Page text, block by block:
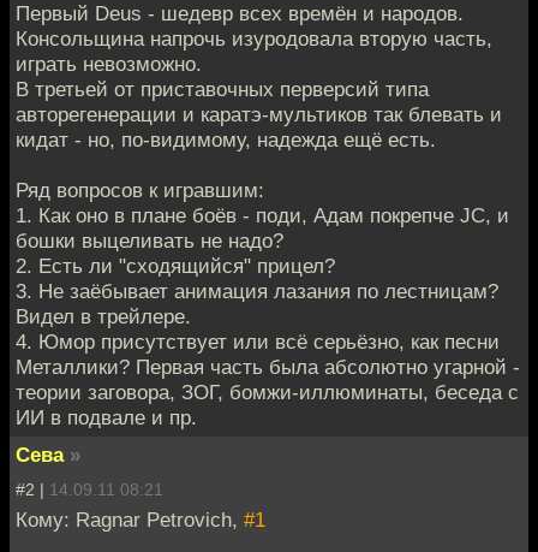
Первый Deus - шедевр всех времён и народов.
Консольщина напрочь изуродовала вторую часть,
играть невозможно.
В третьей от приставочных перверсий типа
авторегенерации и каратэ-мультиков так блевать и
кидат - но, по-видимому, надежда ещё есть.
Ряд вопросов к игравшим:
1. Как оно в плане боёв - поди, Адам покрепче JC, и
бошки выцеливать не надо?
2. Есть ли "сходящийся" прицел?
3. Не заёбывает анимация лазания по лестницам?
Видел в трейлере.
4. Юмор присутствует или всё серьёзно, как песни
Металлики? Первая часть была абсолютно угарной -
теории заговора, ЗОГ, бомжи-иллюминаты, беседа с
ИИ в подвале и пр.
Сева »
#2 | 14.09.11 08:21
Кому: Ragnar Petrovich, #1